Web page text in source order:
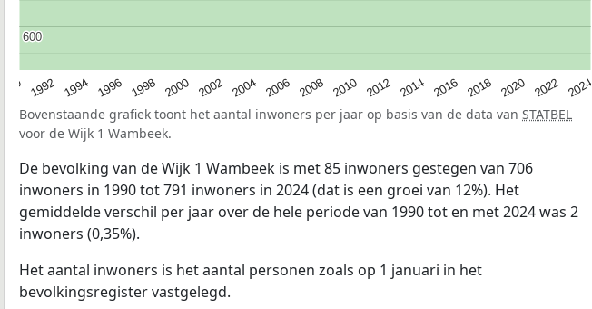
1992 1994 1996 1998 2000 2002 2004 2006 2008 2010 2012 2014 2016 2018 2020 2022 2024
600
600
Bovenstaande grafiek toont het aantal inwoners per jaar op basis van de data van STATBEL
voor de Wijk 1 Wambeek.
De bevolking van de Wijk 1 Wambeek is met 85 inwoners gestegen van 706
inwoners in 1990 tot 791 inwoners in 2024 (dat is een groei van 12%). Het
gemiddelde verschil per jaar over de hele periode van 1990 tot en met 2024 was 2
inwoners (0,35%).
Het aantal inwoners is het aantal personen zoals op 1 januari in het
bevolkingsregister vastgelegd.